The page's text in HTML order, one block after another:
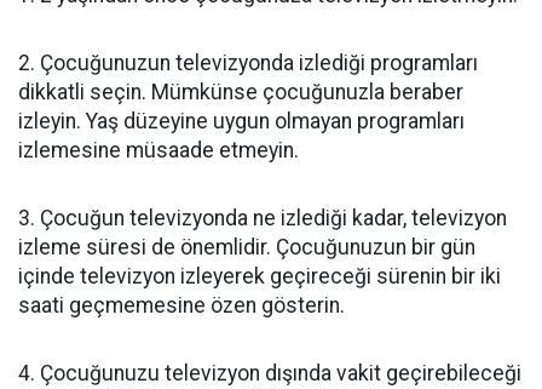
2. Çocuğunuzun televizyonda izlediği programları
dikkatli seçin. Mümkünse çocuğunuzla beraber
izleyin. Yaş düzeyine uygun olmayan programları
izlemesine müsaade etmeyin.
3. Çocuğun televizyonda ne izlediği kadar, televizyon
izleme süresi de önemlidir. Çocuğunuzun bir gün
içinde televizyon izleyerek geçireceği sürenin bir iki
saati geçmemesine özen gösterin.
4. Çocuğunuzu televizyon dışında vakit geçirebileceği